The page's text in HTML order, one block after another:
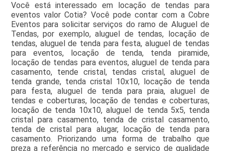
Você está interessado em locação de tendas para
eventos valor Cotia? Você pode contar com a Cobre
Eventos para solicitar serviços do ramo de Aluguel de
Tendas, por exemplo, aluguel de tendas, locação de
tendas, aluguel de tenda para festa, aluguel de tendas
para eventos, locação de tenda, tenda piramide,
locação de tendas para eventos, aluguel de tenda para
casamento, tende cristal, tendas cristal, aluguel de
tenda grande, tenda cristal 10x10, locação de tenda
para festa, aluguel de tenda para praia, aluguel de
tendas e coberturas, locação de tendas e coberturas,
locação de tenda 10x10, aluguel de tenda 5x5, tenda
cristal para casamento, tenda de cristal casamento,
tenda de cristal para alugar, locação de tenda para
casamento. Priorizando uma forma de trabalho que
preza a referência no mercado e serviço de qualidade